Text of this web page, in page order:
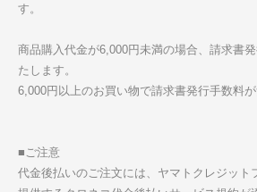
す。
商品購入代金が6,000円未満の場合、請求書
たします。
6,000円以上のお買い物で請求書発行手数料が
■ご注意
代金後払いのご注文には、ヤマトクレジット